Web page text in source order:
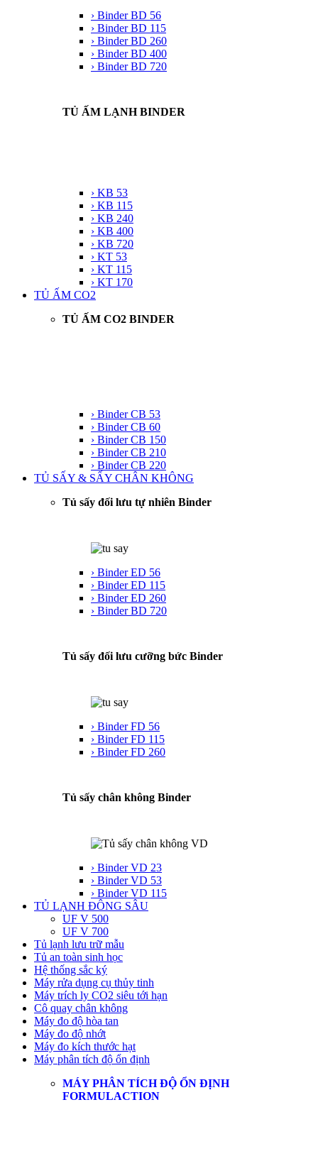
› Binder BD 56
› Binder BD 115
› Binder BD 260
› Binder BD 400
› Binder BD 720
TỦ ẤM LẠNH BINDER
› KB 53
› KB 115
› KB 240
› KB 400
› KB 720
› KT 53
› KT 115
› KT 170
TỦ ẤM CO2
TỦ ẤM CO2 BINDER
› Binder CB 53
› Binder CB 60
› Binder CB 150
› Binder CB 210
› Binder CB 220
TỦ SẤY & SẤY CHÂN KHÔNG
Tủ sấy đối lưu tự nhiên Binder
› Binder ED 56
› Binder ED 115
› Binder ED 260
› Binder BD 720
Tủ sấy đối lưu cưỡng bức Binder
› Binder FD 56
› Binder FD 115
› Binder FD 260
Tủ sấy chân không Binder
› Binder VD 23
› Binder VD 53
› Binder VD 115
TỦ LẠNH ĐÔNG SÂU
UF V 500
UF V 700
Tủ lạnh lưu trữ mẫu
Tủ an toàn sinh học
Hệ thống sắc ký
Máy rửa dụng cụ thủy tinh
Máy trích ly CO2 siêu tới hạn
Cô quay chân không
Máy đo độ hòa tan
Máy đo độ nhớt
Máy đo kích thước hạt
Máy phân tích độ ổn định
MÁY PHÂN TÍCH ĐỘ ỔN ĐỊNH
FORMULACTION